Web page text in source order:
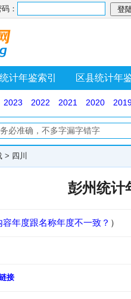
：
统计年鉴索引 区县统计年
2023 2022 2021 2020
> 四川
彭州统计
年度跟名称年度不一致？ ）
接